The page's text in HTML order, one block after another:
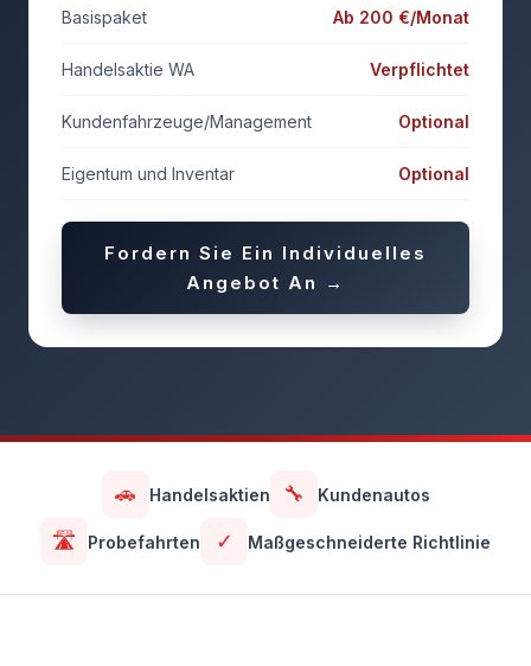
Basispaket Ab 200 €/Monat
Handelsaktie WA Verpflichtet
Kundenfahrzeuge/Management Optional
Eigentum und Inventar Optional
Fordern Sie Ein Individuelles
Angebot An →
🚗 Handelsaktien 🔧 Kundenautos
🛣️ Probefahrten ✓ Maßgeschneiderte Richtlinie